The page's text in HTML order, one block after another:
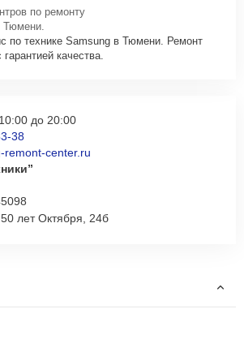
по ремонту
Тюмени.
по технике Samsung в Тюмени. Ремонт
качества.
лет Октября, 24б
до 20:00
38
remont-center.ru